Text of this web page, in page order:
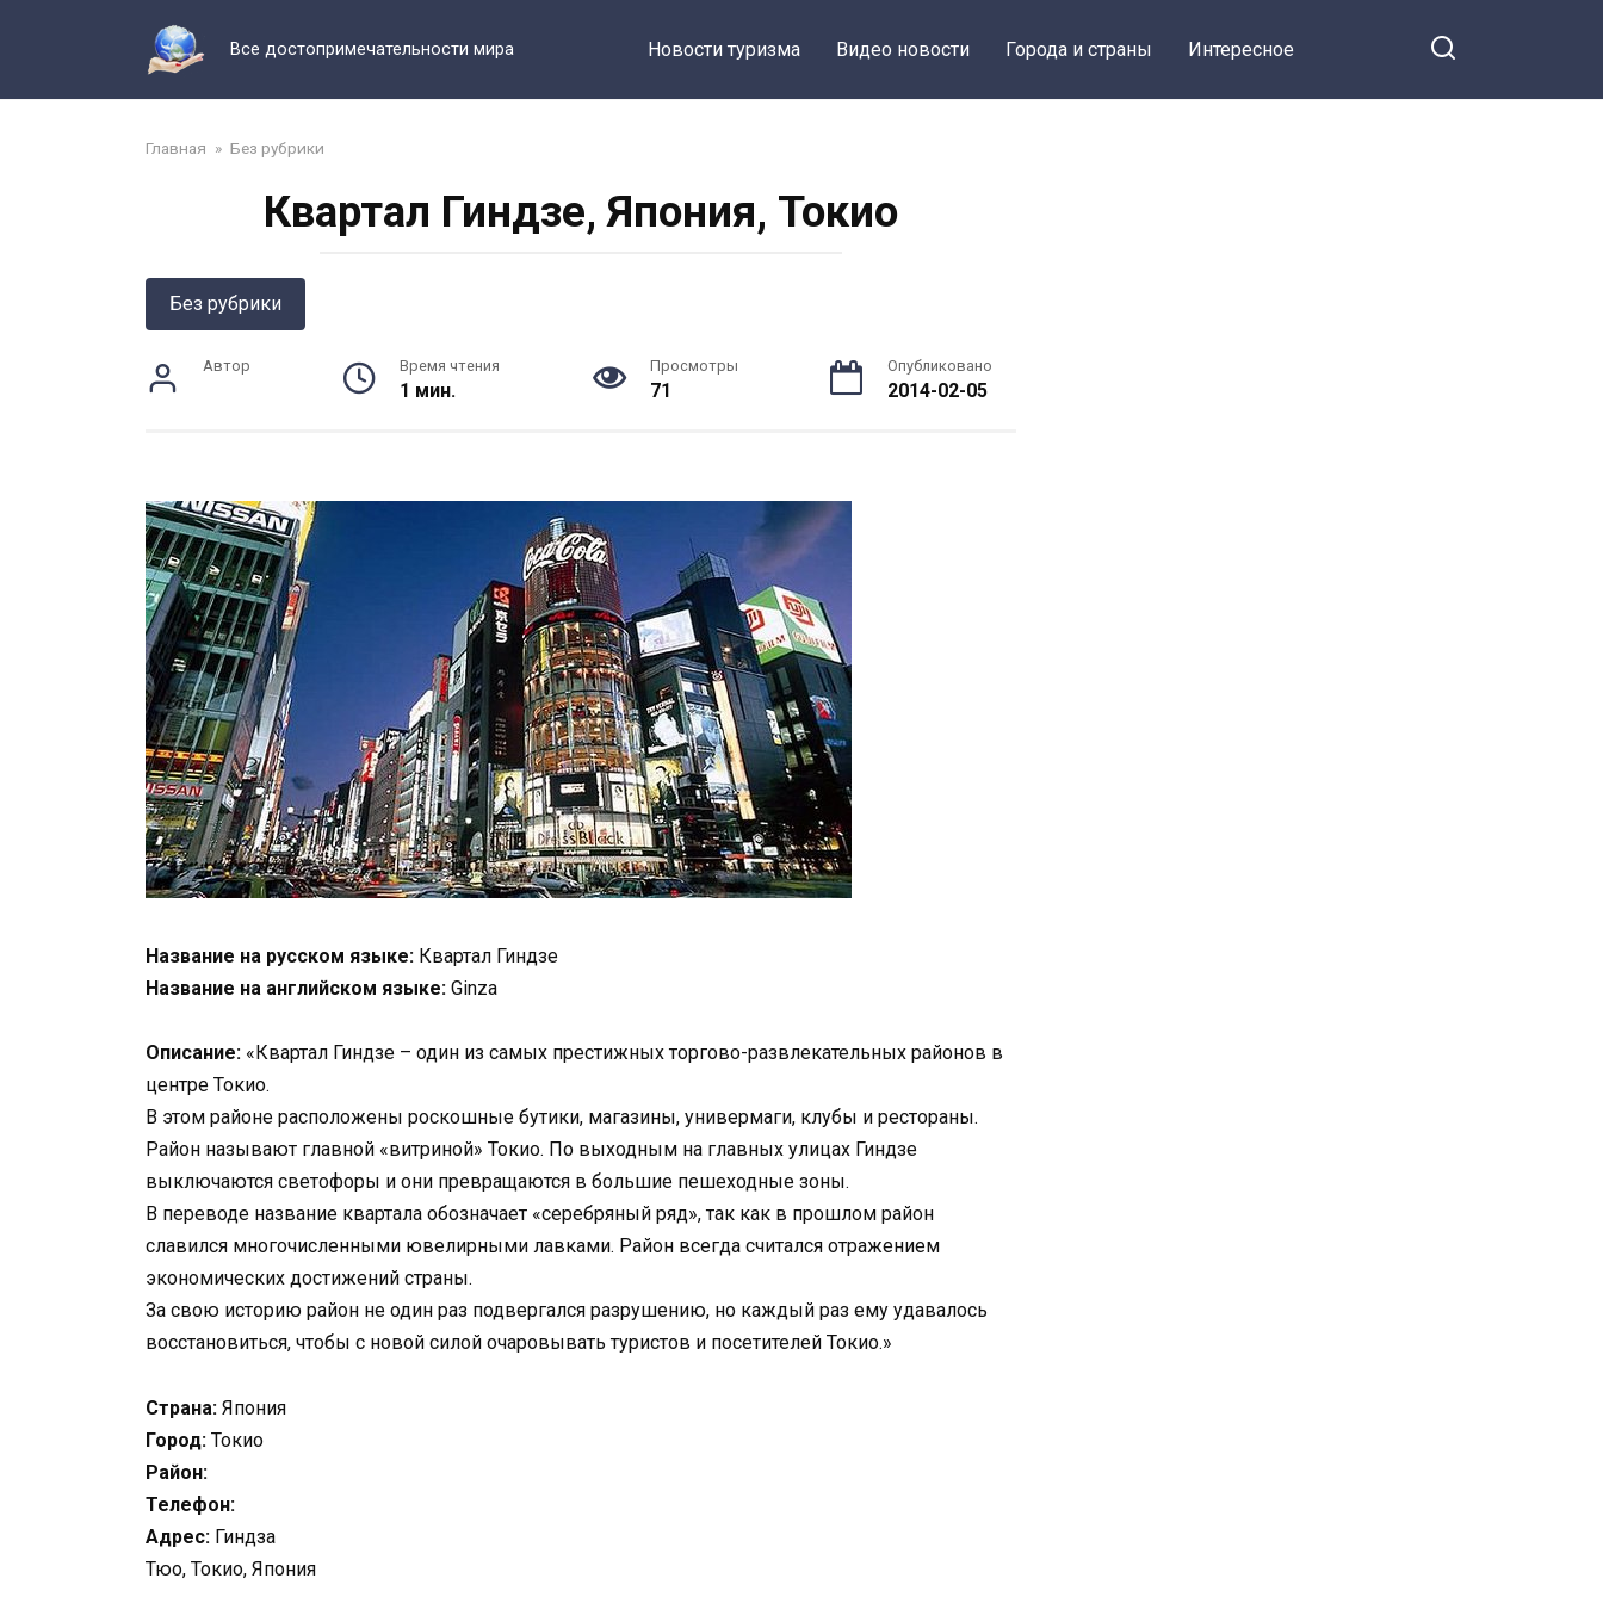
Все достопримечательности мира Новости туризма Видео новости Города и страны Интересное
Главная » Без рубрики
Квартал Гиндзе, Япония, Токио
Без рубрики
Автор Время чтения
1 мин.
Просмотры
71
Опубликовано
2014-02-05
Название на русском языке: Квартал Гиндзе
Название на английском языке: Ginza
Описание: «Квартал Гиндзе – один из самых престижных торгово-развлекательных районов в
центре Токио.
В этом районе расположены роскошные бутики, магазины, универмаги, клубы и рестораны.
Район называют главной «витриной» Токио. По выходным на главных улицах Гиндзе
выключаются светофоры и они превращаются в большие пешеходные зоны.
В переводе название квартала обозначает «серебряный ряд», так как в прошлом район
славился многочисленными ювелирными лавками. Район всегда считался отражением
экономических достижений страны.
За свою историю район не один раз подвергался разрушению, но каждый раз ему удавалось
восстановиться, чтобы с новой силой очаровывать туристов и посетителей Токио.»
Страна: Япония
Город: Токио
Район:
Телефон:
Адрес: Гиндза
Тюо, Токио, Япония